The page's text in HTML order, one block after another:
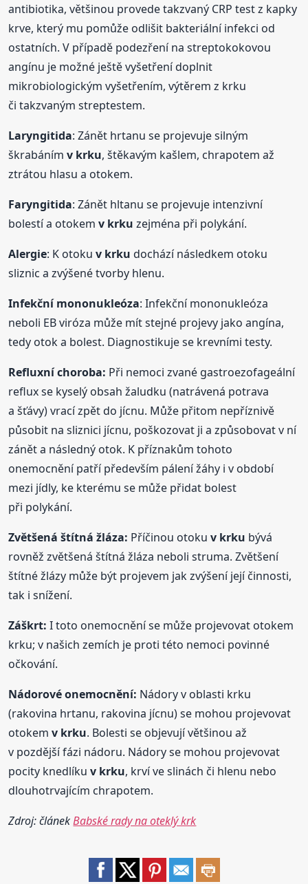
antibiotika, většinou provede takzvaný CRP test z kapky
krve, který mu pomůže odlišit bakteriální infekci od
ostatních. V případě podezření na streptokokovou
angínu je možné ještě vyšetření doplnit
mikrobiologickým vyšetřením, výtěrem z krku
či takzvaným streptestem.
Laryngitida: Zánět hrtanu se projevuje silným
škrabánímv krku, štěkavým kašlem, chrapotem až
ztrátou hlasu a otokem.
Faryngitida: Zánět hltanu se projevuje intenzivní
bolestí a otokemv krku zejména při polykání.
Alergie: K otokuv krku dochází následkem otoku
sliznic a zvýšené tvorby hlenu.
Infekční mononukleóza: Infekční mononukleóza
neboli EB viróza může mít stejné projevy jako angína,
tedy otok a bolest. Diagnostikuje se krevními testy.
Refluxní choroba: Při nemoci zvané gastroezofageální
reflux se kyselý obsah žaludku (natrávená potrava
a šťávy) vrací zpět do jícnu. Může přitom nepříznivě
působit na sliznici jícnu, poškozovat ji a způsobovat v ní
zánět a následný otok. K příznakům tohoto
onemocnění patří především pálení žáhy i v období
mezi jídly, ke kterému se může přidat bolest
při polykání.
Zvětšená štítná žláza: Příčinou otokuv krku bývá
rovněž zvětšená štítná žláza neboli struma. Zvětšení
štítné žlázy může být projevem jak zvýšení její činnosti,
tak i snížení.
Záškrt: I toto onemocnění se může projevovat otokem
krku; v našich zemích je proti této nemoci povinné
očkování.
Nádorové onemocnění: Nádory v oblasti krku
(rakovina hrtanu, rakovina jícnu) se mohou projevovat
otokemv krku. Bolesti se objevují většinou až
v pozdější fázi nádoru. Nádory se mohou projevovat
pocity knedlíkuv krku, krví ve slinách či hlenu nebo
dlouhotrvajícím chrapotem.
Zdroj: článekBabské rady na oteklý krk